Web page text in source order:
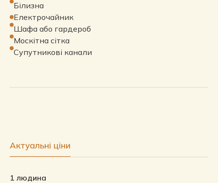
Білизна
Електрочайник
Шафа або гардероб
Москітна сітка
Супутникові канали
Актуальні ціни
1 людина